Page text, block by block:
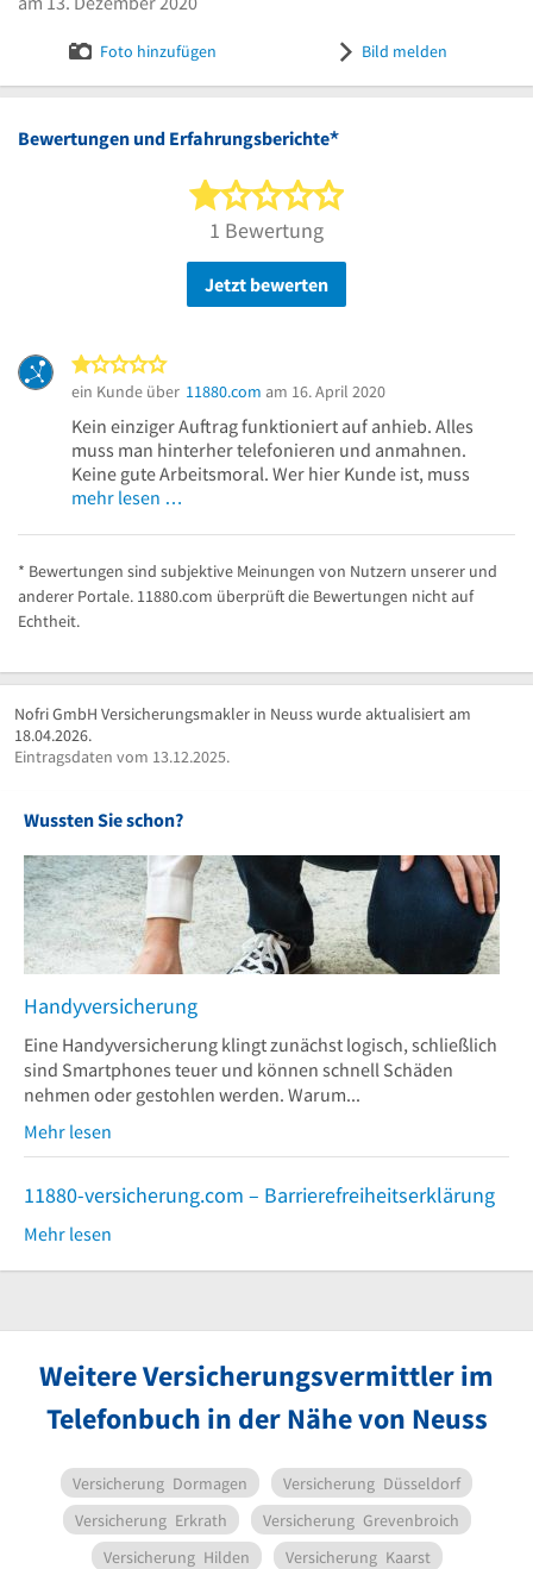
Foto hinzufügen Bild melden
Bewertungen und Erfahrungsberichte*
1 von 5 Sternen
1 Bewertung
Jetzt bewerten
ein Kunde über 11880.com am 16. April 2020
Kein einziger Auftrag funktioniert auf anhieb. Alles
muss man hinterher telefonieren und anmahnen.
Keine gute Arbeitsmoral. Wer hier Kunde ist, muss
mehr lesen …
* Bewertungen sind subjektive Meinungen von Nutzern unserer und
anderer Portale. 11880.com überprüft die Bewertungen nicht auf
Echtheit.
Nofri GmbH Versicherungsmakler in Neuss wurde aktualisiert am
18.04.2026.
Eintragsdaten vom 13.12.2025.
Wussten Sie schon?
Handyversicherung
Eine Handyversicherung klingt zunächst logisch, schließlich
sind Smartphones teuer und können schnell Schäden
nehmen oder gestohlen werden. Warum...
Mehr lesen
11880-versicherung.com – Barrierefreiheitserklärung
Mehr lesen
Weitere Versicherungsvermittler im
Telefonbuch in der Nähe von Neuss
Versicherung Dormagen Versicherung Düsseldorf
Versicherung Erkrath Versicherung Grevenbroich
Versicherung Hilden Versicherung Kaarst